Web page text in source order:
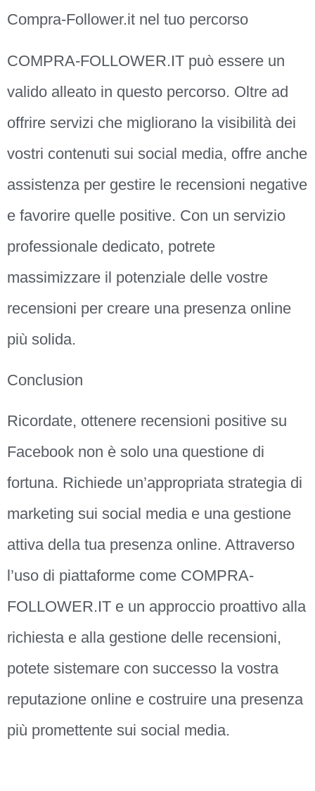
Compra-Follower.it nel tuo percorso
COMPRA-FOLLOWER.IT può essere un
valido alleato in questo percorso. Oltre ad
offrire servizi che migliorano la visibilità dei
vostri contenuti sui social media, offre anche
assistenza per gestire le recensioni negative
e favorire quelle positive. Con un servizio
professionale dedicato, potrete
massimizzare il potenziale delle vostre
recensioni per creare una presenza online
più solida.
Conclusion
Ricordate, ottenere recensioni positive su
Facebook non è solo una questione di
fortuna. Richiede un’appropriata strategia di
marketing sui social media e una gestione
attiva della tua presenza online. Attraverso
l’uso di piattaforme come COMPRA-
FOLLOWER.IT e un approccio proattivo alla
richiesta e alla gestione delle recensioni,
potete sistemare con successo la vostra
reputazione online e costruire una presenza
più promettente sui social media.